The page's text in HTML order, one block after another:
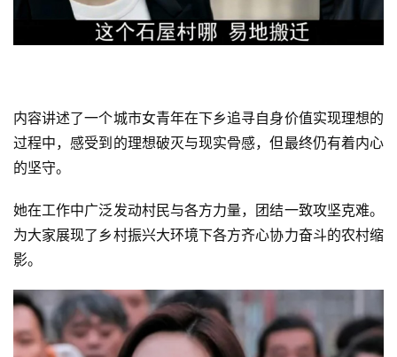
内容讲述了一个城市女青年在下乡追寻自身价值实现理想的
过程中，感受到的理想破灭与现实骨感，但最终仍有着内心
的坚守。
她在工作中广泛发动村民与各方力量，团结一致攻坚克难。
为大家展现了乡村振兴大环境下各方齐心协力奋斗的农村缩
影。